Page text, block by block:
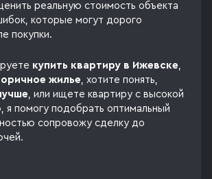
реальную стоимость объекта
которые могут дорого
покупки.
купить квартиру в Ижевске,
жилье, хотите понять,
, или ищете квартиру с высокой
я помогу подобрать оптимальный
сопровожу сделку до